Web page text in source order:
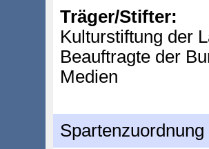
Träger/Stifter:
Kulturstiftung der
Beauftragte der
Medien
Spartenzuordnung